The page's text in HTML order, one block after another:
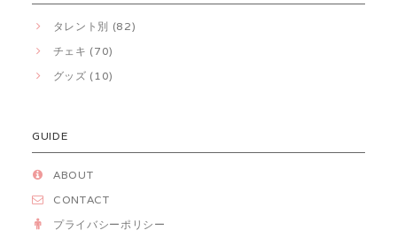
タレント別 (82)
チェキ (70)
グッズ (10)
GUIDE
ABOUT
CONTACT
プライバシーポリシー